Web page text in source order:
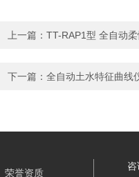
上一篇： TT-RAP1型 全自动
下一篇： 全自动土水特征曲线
荣誉资质